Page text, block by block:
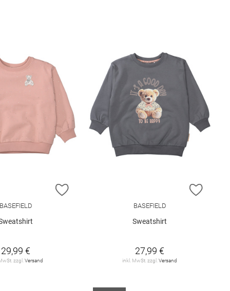
HINZUFÜGEN
BASEFIELD
29,99 €
zzgl.Versand
ZUR
BASEFIELD
Sweatshirt
27,99 €
inkl. MwSt. zzgl.Versand